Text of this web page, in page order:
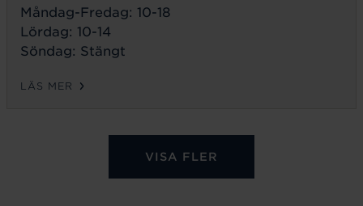
Måndag-Fredag: 10-18
Lördag: 10-14
Söndag: Stängt
LÄS MER
VISA FLER